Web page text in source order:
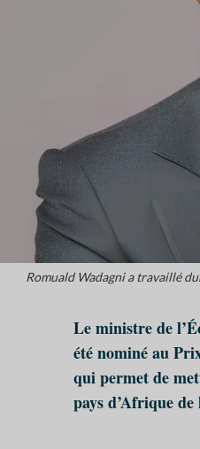
Romuald Wadagni a travaillé
Le ministre de
été nominé au
qui permet de
pays d’Afrique de